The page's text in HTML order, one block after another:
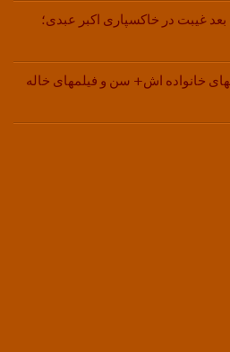
غیبت در خاکسپاری اکبر عبدی؛
خانواده اش+ سن و فیلمهای خاله